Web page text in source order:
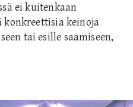
ei kuitenkaan
keinoja
tai esille saamiseen,